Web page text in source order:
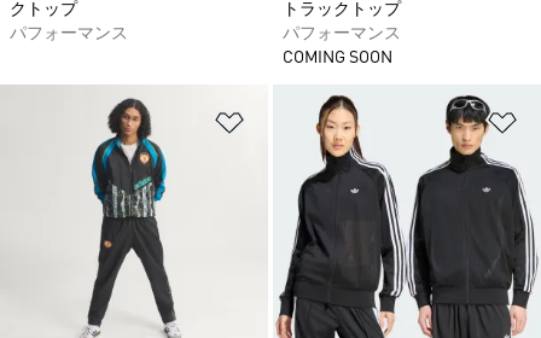
クトップ
パフォーマンス
トラックトップ
パフォーマンス
COMING SOON
ほしいものリストに追加